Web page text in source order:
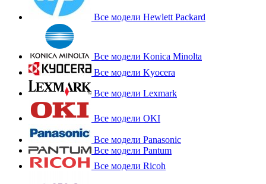
Все модели Hewlett Packard
Все модели Konica Minolta
Все модели Kyocera
Все модели Lexmark
Все модели OKI
Все модели Panasonic
Все модели Pantum
Все модели Ricoh